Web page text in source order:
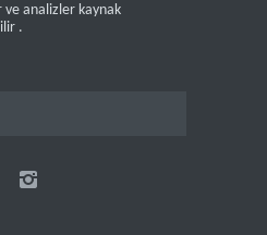
analizler kaynak
.